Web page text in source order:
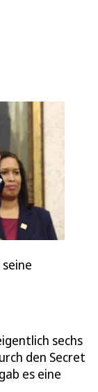
sechs
den Secret
es eine